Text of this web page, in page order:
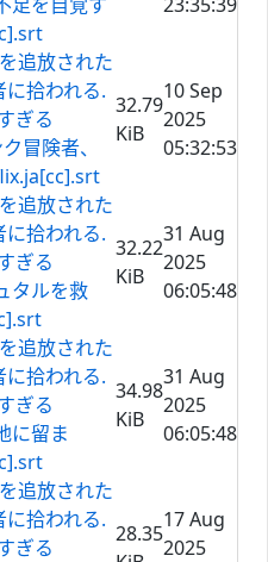
追放された
拾われる.
ぎる
冒険者、
32.79
KiB
10 Sep
2025
05:32:53
追放された
拾われる.
ぎる
タルを救
32.22
KiB
31 Aug
2025
06:05:48
追放された
拾われる.
ぎる
に留ま
34.98
KiB
31 Aug
2025
06:05:48
追放された
拾われる.
ぎる
28.35
17 Aug
2025